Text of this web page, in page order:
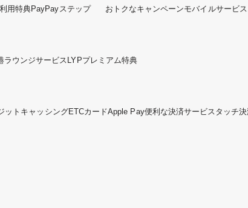
用特典PayPayステップ おトクなキャンペーンモバイルサービ
ラウンジサービス LYPプレミアム特典
ット キャッシングETCカードApple Pay便利な決済サービスタッチ決